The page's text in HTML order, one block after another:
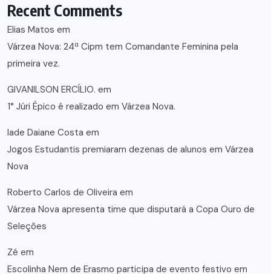
Recent Comments
Elias Matos em
Várzea Nova: 24ª Cipm tem Comandante Feminina pela
primeira vez.
GIVANILSON ERCÍLIO. em
1° Júri Épico é realizado em Várzea Nova.
lade Daiane Costa em
Jogos Estudantis premiaram dezenas de alunos em Várzea
Nova
Roberto Carlos de Oliveira em
Várzea Nova apresenta time que disputará a Copa Ouro de
Seleções
Zé em
Escolinha Nem de Erasmo participa de evento festivo em